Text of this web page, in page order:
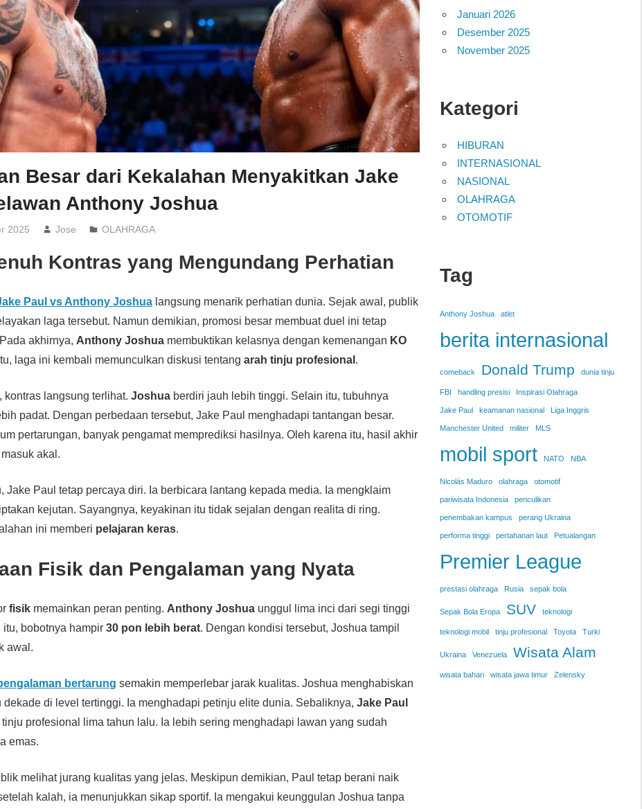
Besar dari Kekalahan Menyakitkan Jake
Anthony Joshua
2025 Jose OLAHRAGA
Kontras yang Mengundang Perhatian
Paul vs Anthony Joshua langsung menarik perhatian dunia. Sejak awal, publik
laga tersebut. Namun demikian, promosi besar membuat duel ini tetap
akhirnya, Anthony Joshua membuktikan kelasnya dengan kemenangan KO
laga ini kembali memunculkan diskusi tentangarah tinju profesional .
kontras langsung terlihat.Joshua berdiri jauh lebih tinggi. Selain itu, tubuhnya
padat. Dengan perbedaan tersebut, Jake Paul menghadapi tantangan besar.
pertarungan, banyak pengamat memprediksi hasilnya. Oleh karena itu, hasil akhir
akal.
Jake Paul tetap percaya diri. Ia berbicara lantang kepada media. Ia mengklaim
kejutan. Sayangnya, keyakinan itu tidak sejalan dengan realita di ring.
ini memberi pelajaran keras.
Fisik dan Pengalaman yang Nyata
fisik memainkan peran penting. Anthony Joshua unggul lima inci dari segi tinggi
itu, bobotnya hampir30 pon lebih berat. Dengan kondisi tersebut, Joshua tampil
awal.
bertarung semakin memperlebar jarak kualitas. Joshua menghabiskan
dekade di level tertinggi. Ia menghadapi petinju elite dunia. Sebaliknya,Jake Paul
tinju profesional lima tahun lalu. Ia lebih sering menghadapi lawan yang sudah
emas.
melihat jurang kualitas yang jelas. Meskipun demikian, Paul tetap berani naik
kalah, ia menunjukkan sikap sportif. Ia mengakui keunggulan Joshua tanpa
Januari 2026
Desember 2025
November 2025
Kategori
HIBURAN
INTERNASIONAL
NASIONAL
OLAHRAGA
OTOMOTIF
Tag
Anthony Joshua atlet
berita internasional
comeback Donald Trump dunia tinju
FBI handling presisi Inspirasi Olahraga
Jake Paul keamanan nasional Liga Inggris
Manchester United militer MLS
mobil sport NATO NBA
Nicolás Maduro olahraga otomotif
pariwisata Indonesia penculikan
penembakan kampus perang Ukraina
performa tinggi pertahanan laut Petualangan
Premier League
prestasi olahraga Rusia sepak bola
Sepak Bola Eropa SUV teknologi
teknologi mobil tinju profesional Toyota Turki
Ukraina Venezuela Wisata Alam
wisata bahari wisata jawa timur Zelensky